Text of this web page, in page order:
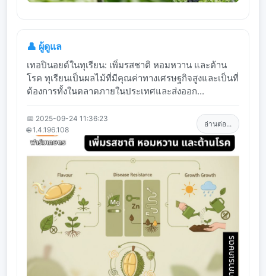
👤 ผู้ดูแล
เทอปินอยด์ในทุเรียน: เพิ่มรสชาติ หอมหวาน และต้าน
โรค ทุเรียนเป็นผลไม้ที่มีคุณค่าทางเศรษฐกิจสูงและเป็นที่
ต้องการทั้งในตลาดภายในประเทศและส่งออก...
📅 2025-09-24 11:36:23
🌐 1.4.196.108
อ่านต่อ...